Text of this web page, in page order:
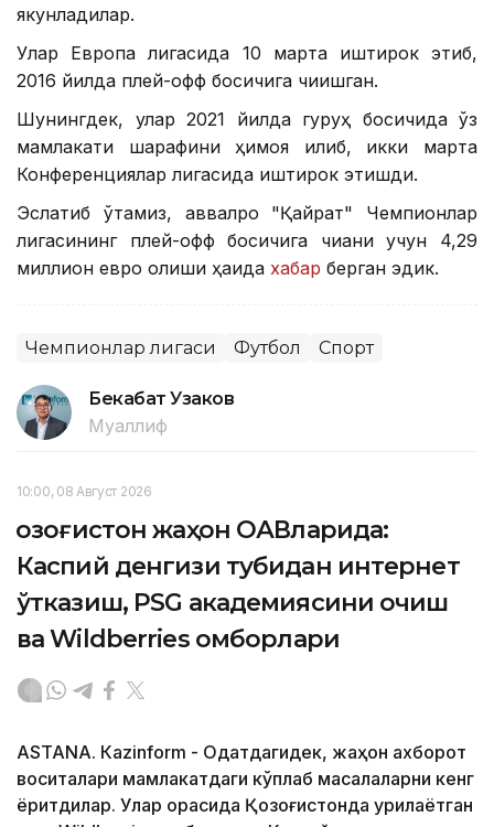
якунладилар.
Улар Европа лигасида 10 марта иштирок этиб,
2016 йилда плей-офф босқичига чиқишган.
Шунингдек, улар 2021 йилда гуруҳ босқичида ўз
мамлакати шарафини ҳимоя қилиб, икки марта
Конференциялар лигасида иштирок этишди.
Эслатиб ўтамиз, аввалроқ "Қайрат" Чемпионлар
лигасининг плей-офф босқичига чиққани учун 4,29
миллион евро олиши ҳақида хабар берган эдик.
Чемпионлар лигаси Футбол Спорт
Бекабат Узаков
Муаллиф
10:00, 08 Август 2026
Қозоғистон жаҳон ОАВларида:
Каспий денгизи тубидан интернет
ўтказиш, PSG академиясини очиш
ва Wildberries омборлари
ASTANА. Кazinform - Одатдагидек, жаҳон ахборот
воситалари мамлакатдаги кўплаб масалаларни кенг
ёритдилар. Улар орасида Қозоғистонда қурилаётган